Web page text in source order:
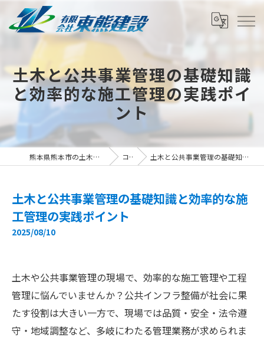
土木と公共事業管理の基礎知識
と効率的な施工管理の実践ポイ
ント
熊本県熊本市の土木の求人なら有限会社東熊建設 コラム 土木と公共事業管理の基礎知識と効率的な施工管理の実践ポイント
土木と公共事業管理の基礎知識と効率的な施
工管理の実践ポイント
2025/08/10
土木や公共事業管理の現場で、効率的な施工管理や工程
管理に悩んでいませんか？公共インフラ整備が社会に果
たす役割は大きい一方で、現場では品質・安全・法令遵
守・地域調整など、多岐にわたる管理業務が求められま